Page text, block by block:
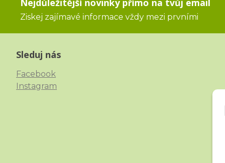
Nejdůležitější novinky přímo na tvůj email
Ziskej zajímavé informace vždy mezi prvními
Sleduj nás
Facebook
Instagram